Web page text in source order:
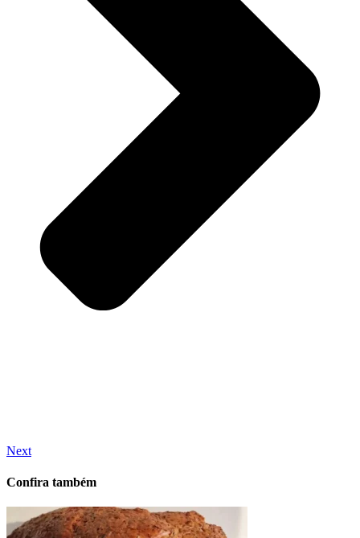
Next
Confira também